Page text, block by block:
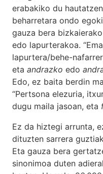
erabakiko du
beharretara ondo
gauza bera
edo lapurterakoa.
lapurtera/behe-
eta andrazko edo
Edo, ez baita berdin
“Pertsona elezuria,
dugu maila jasoan, eta
Ez da hiztegi arrunta,
dituzten sarrera
Eta gauza bera
sinonimoa duten